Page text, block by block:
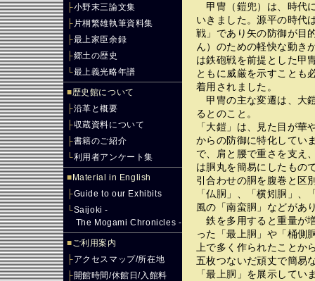
├小野末三論文集
├ 片桐繁雄執筆資料集
├最上家臣余録
├郷土の歴史
└最上義光略年譜
■歴史館について
├沿革と概要
├収蔵資料について
├書籍のご紹介
└利用者アンケート集
■ Material in English
├Guide to our Exhibits
└Saijoki -
The Mogami Chronicles -
■ご利用案内
├アクセスマップ/所在地
├開館時間/休館日/入館料
甲冑（鎧兜）は、時代
いきました。源平の時代
戦」であり矢の防御が目
ん）のための軽快な動き
は鉄砲戦を前提とした甲
ともに威厳を示すことも
着用されました。
甲冑の主な変遷は、大
るとのこと。
「大鎧」は、見た目が
からの防御に特化してい
で、肩と腰で重さを支え
は胴丸を簡易にしたもの
引合わせの胴を腹巻と区
「仏胴」、「横矧胴」
風の「南蛮胴」などがあ
鉄を多用すると重量が
った「最上胴」や「桶側
上で多く作られたことか
五枚つないだ頑丈で簡易
「最上胴」を展示してい